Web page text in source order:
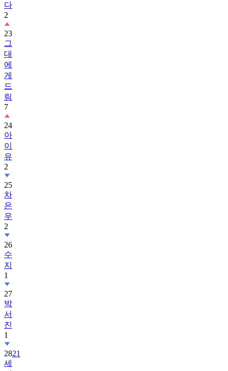
다
2
23
그
대
에
게
드
림
7
24
아
이
유
2
25
차
은
우
2
26
수
지
1
27
박
서
진
1
2821
세